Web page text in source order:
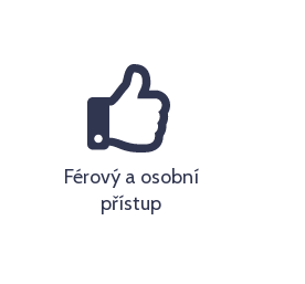
Férový a osobní
přístup